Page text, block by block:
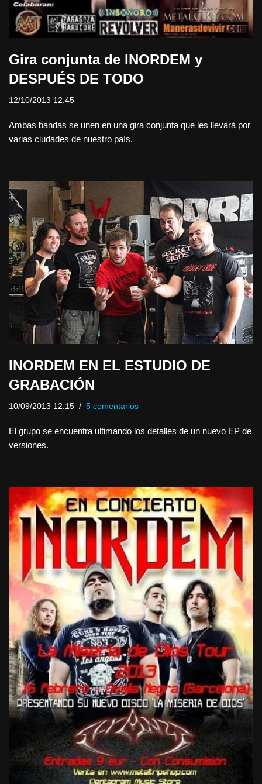
Gira conjunta de INORDEM y
DESPUÉS DE TODO
12/10/2013 12:45
Ambas bandas se unen en una gira conjunta que les llevará por
varias ciudades de nuestro país.
INORDEM EN EL ESTUDIO DE
GRABACIÓN
10/09/2013 12:15 5 comentarios
El grupo se encuentra ultimando los detalles de un nuevo EP de
versiones.